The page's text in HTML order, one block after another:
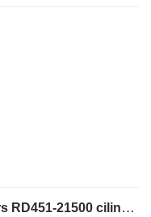
Kubota Track Adjusting Cylinders RD451-21500 cilindro hidráulico para Kubota U55-4 miniexcavadora